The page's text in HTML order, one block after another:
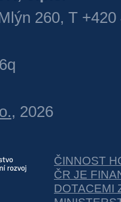
260, T +420
, 2026
ČINNOST
ČR JE
DOTACEMI